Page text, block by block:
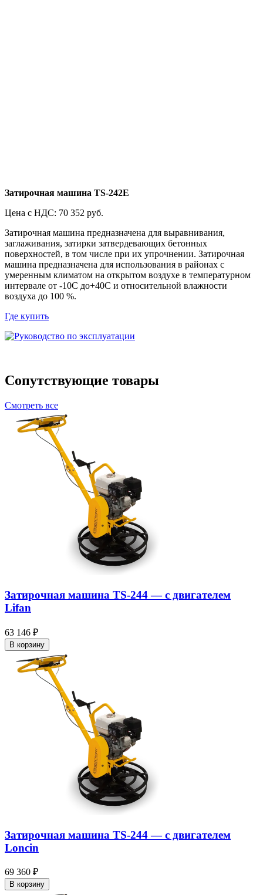
Затирочная машина TS-242E
Цена с НДС: 70 352 руб.
Затирочная машина предназначена для выравнивания,
заглаживания, затирки затвердевающих бетонных
поверхностей, в том числе при их упрочнении. Затирочная
машина предназначена для использования в районах с
умеренным климатом на открытом воздухе в температурном
интервале от -10С до+40С и относительной влажности
воздуха до 100 %.
Где купить
Сопутствующие товары
Смотреть все
Затирочная машина TS-244 — c двигателем
Lifan
63 146 ₽
В корзину
Затирочная машина TS-244 — c двигателем
Loncin
69 360 ₽
В корзину